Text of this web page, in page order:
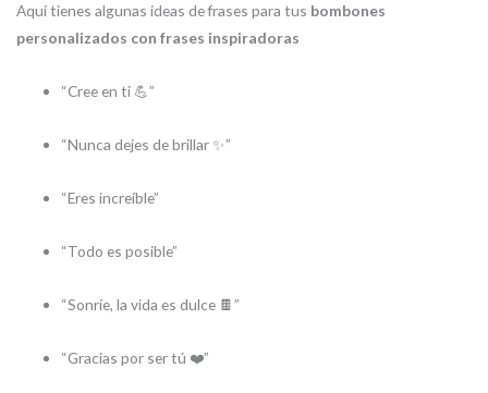
Aquí tienes algunas ideas de frases para tus bombones
personalizados con frases inspiradoras
“Cree en ti 💪”
“Nunca dejes de brillar ✨”
“Eres increíble”
“Todo es posible”
“Sonríe, la vida es dulce 🍫”
“Gracias por ser tú ❤️”